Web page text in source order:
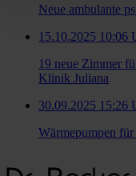
Neue ambulante
15.10.2025 10:06
19 neue Zimmer
Klinik Juliana
30.09.2025 15:26
Wärmepumpen